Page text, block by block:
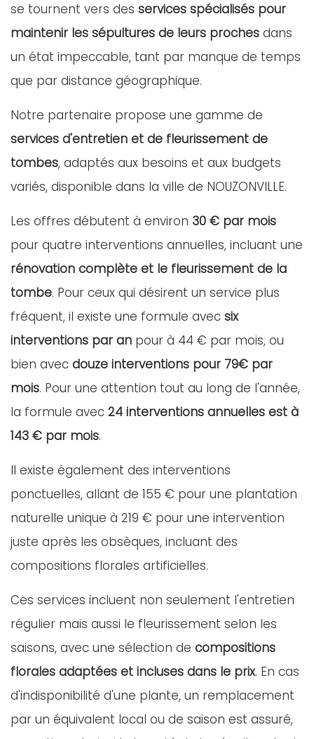
se tournent vers des services spécialisés pour
maintenir les sépultures de leurs proches dans
un état impeccable, tant par manque de temps
que par distance géographique.
Notre partenaire propose une gamme de
services d'entretien et de fleurissement de
tombes, adaptés aux besoins et aux budgets
variés, disponible dans la ville de NOUZONVILLE.
Les offres débutent à environ 30 € par mois
pour quatre interventions annuelles, incluant une
rénovation complète et le fleurissement de la
tombe. Pour ceux qui désirent un service plus
fréquent, il existe une formule avec six
interventions par an pour à 44 € par mois, ou
bien avec douze interventions pour 79€ par
mois. Pour une attention tout au long de l'année,
la formule avec 24 interventions annuelles est à
143 € par mois.
Il existe également des interventions
ponctuelles, allant de 155 € pour une plantation
naturelle unique à 219 € pour une intervention
juste après les obsèques, incluant des
compositions florales artificielles.
Ces services incluent non seulement l'entretien
régulier mais aussi le fleurissement selon les
saisons, avec une sélection de compositions
florales adaptées et incluses dans le prix. En cas
d'indisponibilité d'une plante, un remplacement
par un équivalent local ou de saison est assuré,